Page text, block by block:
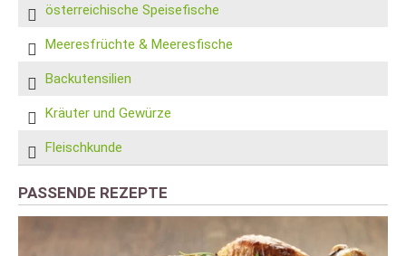
österreichische Speisefische
Meeresfrüchte & Meeresfische
Backutensilien
Kräuter und Gewürze
Fleischkunde
PASSENDE REZEPTE